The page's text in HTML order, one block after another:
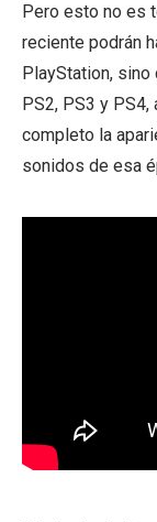
Pero esto no es
reciente podrán
PlayStation,
PS2, PS3 y
completo la
sonidos de esa